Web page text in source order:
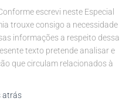
escrevi neste Especial
trouxe consigo a necessidade
informações a respeito dessa
texto pretende analisar e
que circulam relacionados à
atrás